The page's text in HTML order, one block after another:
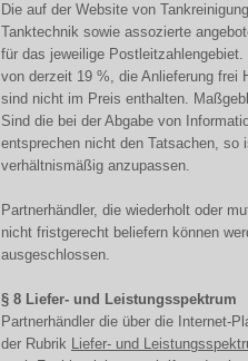
Die auf der Website von Tankreinigung
Tanktechnik sowie assozierte
für das jeweilige
von derzeit 19 %, die Anlieferung frei
sind nicht im Preis enthalten.
Sind die bei der Abgabe von
entsprechen nicht den Tatsachen, so
verhältnismäßig anzupassen.
Partnerhändler, die wiederholt oder
nicht fristgerecht beliefern können
ausgeschlossen.
§ 8 Liefer- und Leistungsspektrum
Partnerhändler die über die Internet-
der Rubrik Liefer- und